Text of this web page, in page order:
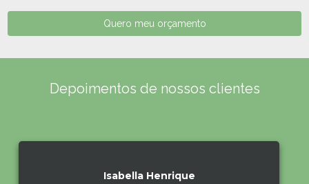
Quero meu orçamento
Depoimentos de nossos clientes
Isabella Henrique